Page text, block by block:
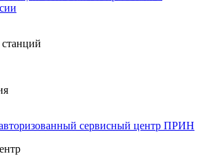
сервисный центр ПРИН